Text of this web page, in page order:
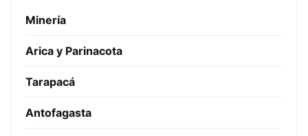
Minería
Arica y Parinacota
Tarapacá
Antofagasta